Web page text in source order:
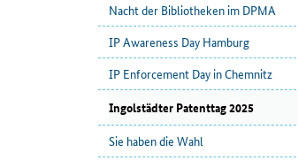
Nacht der Bibliotheken im DPMA
IP Awareness Day Hamburg
IP Enforcement Day in Chemnitz
Ingolstädter Patenttag 2025
Sie haben die Wahl